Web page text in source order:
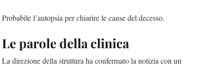
Probabile l’autopsia per chiarire le cause del decesso.
Le parole della clinica
La direzione della struttura ha confermato la notizia con un